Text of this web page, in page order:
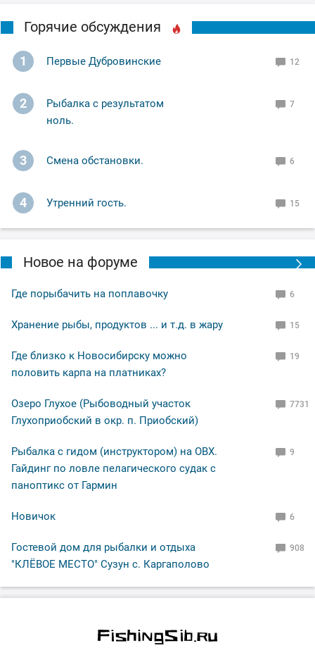
Горячие обсуждения
1 Первые Дубровинские 12
2
Рыбалка с результатом
ноль.
7
3 Смена обстановки. 6
4 Утренний гость. 15
Новое на форуме
Где порыбачить на поплавочку 6
Хранение рыбы, продуктов ... и т.д. в жару 15
Где близко к Новосибирску можно
половить карпа на платниках?
19
Озеро Глухое (Рыбоводный участок
Глухоприобский в окр. п. Приобский)
7731
Рыбалка с гидом (инструктором) на ОВХ.
Гайдинг по ловле пелагического судак с
паноптикс от Гармин
9
Новичок 6
Гостевой дом для рыбалки и отдыха
"КЛЁВОЕ МЕСТО" Сузун с. Каргаполово
908